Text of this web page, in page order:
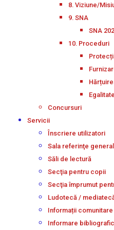
8. Viziune/
9. SNA
SNA
10. Proceduri
Concursuri
Servicii
Înscriere utilizatori
Sala referinţe
Săli de lectură
Secţia pentru copii
Secţia împrumut
Ludotecă /
Informații comunitare
Informare